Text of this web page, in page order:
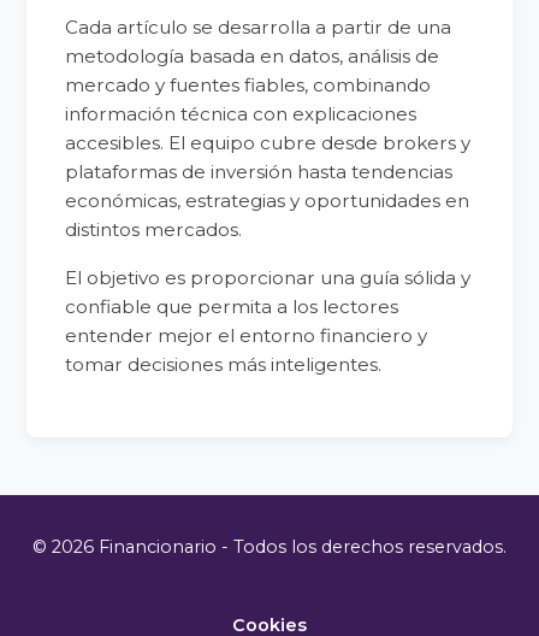
Cada artículo se desarrolla a partir de una
metodología basada en datos, análisis de
mercado y fuentes fiables, combinando
información técnica con explicaciones
accesibles. El equipo cubre desde brokers y
plataformas de inversión hasta tendencias
económicas, estrategias y oportunidades en
distintos mercados.
El objetivo es proporcionar una guía sólida y
confiable que permita a los lectores
entender mejor el entorno financiero y
tomar decisiones más inteligentes.
© 2026 Financionario - Todos los derechos reservados.
Cookies